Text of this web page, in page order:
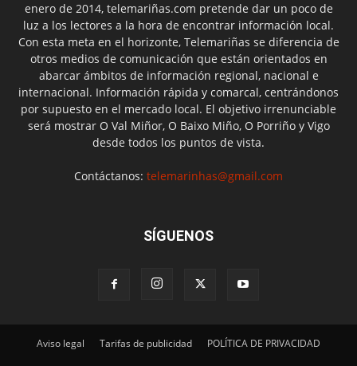
enero de 2014, telemariñas.com pretende dar un poco de
luz a los lectores a la hora de encontrar información local.
Con esta meta en el horizonte, Telemariñas se diferencia de
otros medios de comunicación que están orientados en
abarcar ámbitos de información regional, nacional e
internacional. Información rápida y comarcal, centrándonos
por supuesto en el mercado local. El objetivo irrenunciable
será mostrar O Val Miñor, O Baixo Miño, O Porriño y Vigo
desde todos los puntos de vista.
Contáctanos: telemarinhas@gmail.com
SÍGUENOS
Aviso legal Tarifas de publicidad POLÍTICA DE PRIVACIDAD